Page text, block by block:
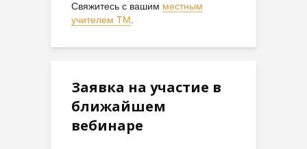
Свяжитесь с вашим местным
учителем ТМ.
Заявка на участие в
ближайшем
вебинаре